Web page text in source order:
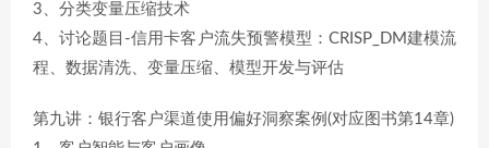
3、分类变量压缩技术
4、讨论题目-信用卡客户流失预警模型：CRISP_DM建模流
程、数据清洗、变量压缩、模型开发与评估
第九讲：银行客户渠道使用偏好洞察案例(对应图书第14章)